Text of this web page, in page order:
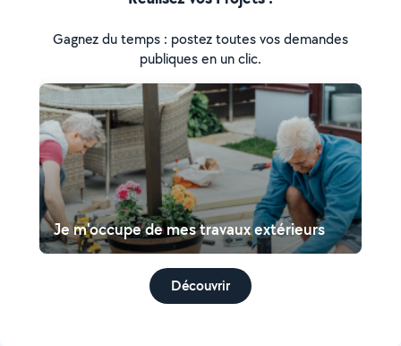
Gagnez du temps : postez toutes vos demandes
publiques en un clic.
Je m'occupe de mes travaux extérieurs
Découvrir